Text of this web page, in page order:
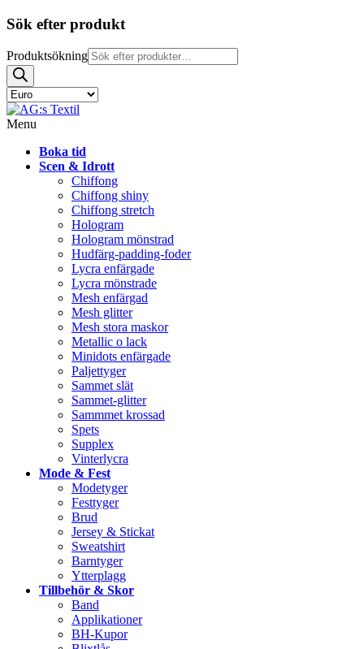
Sök efter produkt
Produktsökning
Menu
Boka tid
Scen & Idrott
Chiffong
Chiffong shiny
Chiffong stretch
Hologram
Hologram mönstrad
Hudfärg-padding-foder
Lycra enfärgade
Lycra mönstrade
Mesh enfärgad
Mesh glitter
Mesh stora maskor
Metallic o lack
Minidots enfärgade
Paljettyger
Sammet slät
Sammet-glitter
Sammmet krossad
Spets
Supplex
Vinterlycra
Mode & Fest
Modetyger
Festtyger
Brud
Jersey & Stickat
Sweatshirt
Barntyger
Ytterplagg
Tillbehör & Skor
Band
Applikationer
BH-Kupor